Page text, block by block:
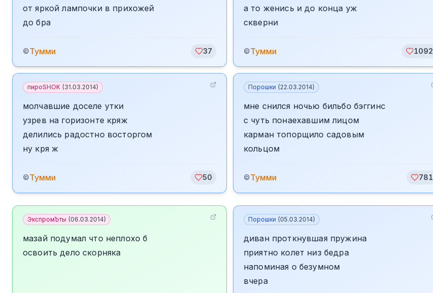
от яркой лампочки в прихожей
до бра
©Тумми 37
а то женись и до конца уж
скверни
©Тумми 1092
пироSHOK (31.03.2014)
молчавшие доселе утки
узрев на горизонте кряж
делились радостно восторгом
ну кря ж
©Тумми 50
Порошки (22.03.2014)
мне снился ночью бильбо бэггинс
с чуть понаехавшим лицом
карман топорщило садовым
кольцом
©Тумми 781
ЭкспромЪты (06.03.2014)
мазай подумал что неплохо б
освоить дело скорняка
Порошки (05.03.2014)
диван проткнувшая пружина
приятно колет низ бедра
напоминая о безумном
вчера